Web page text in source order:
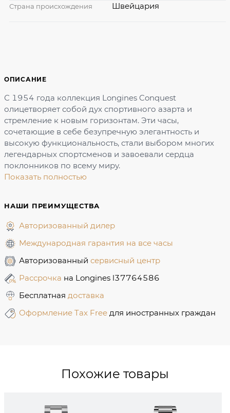
ОПИСАНИЕ
С 1954 года коллекция Longines Conquest
олицетворяет собой дух спортивного азарта и
стремление к новым горизонтам. Эти часы,
сочетающие в себе безупречную элегантность и
высокую функциональность, стали выбором многих
легендарных спортсменов и завоевали сердца
поклонников по всему миру.
Показать полностью
НАШИ ПРЕИМУЩЕСТВА
Авторизованный дилер
Международная гарантия на все часы
Авторизованный сервисный центр
Рассрочка на Longines l37764586
Бесплатная доставка
Оформление Tax Free для иностранных граждан
Страна происхождения Швейцария
Похожие товары